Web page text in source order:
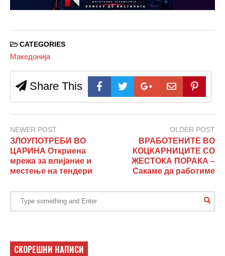
CATEGORIES
Македонија
Share This
NEWER POST
ЗЛОУПОТРЕБИ ВО
ЦАРИНА Откриена
мрежа за влијание и
местење на тендери
OLDER POST
ВРАБОТЕНИТЕ ВО
КОЦКАРНИЦИТЕ СО
ЖЕСТОКА ПОРАКА –
Сакаме да работиме
СКОРЕШНИ НАПИСИ